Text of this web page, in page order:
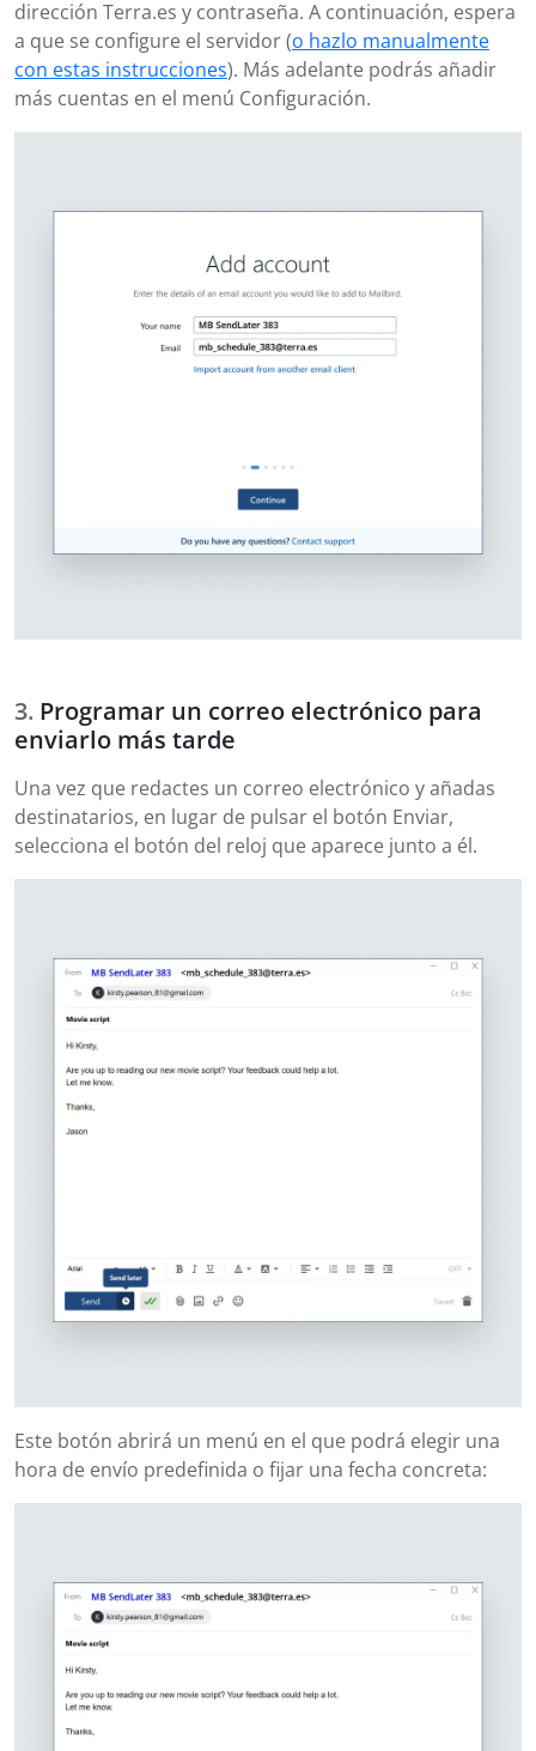
dirección Terra.es y contraseña. A continuación, espera
a que se configure el servidor (o hazlo manualmente
con estas instrucciones). Más adelante podrás añadir
más cuentas en el menú Configuración.
Programar un correo electrónico para
enviarlo más tarde
Una vez que redactes un correo electrónico y añadas
destinatarios, en lugar de pulsar el botón Enviar,
selecciona el botón del reloj que aparece junto a él.
Este botón abrirá un menú en el que podrá elegir una
hora de envío predefinida o fijar una fecha concreta: